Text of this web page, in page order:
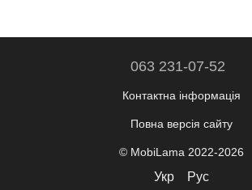
063 231-07-52
Контактна інформація
Повна версія сайту
© MobiLama 2022-2026
Укр Рус